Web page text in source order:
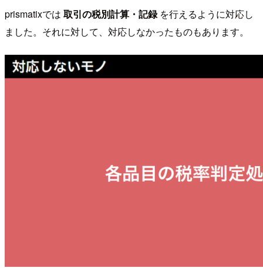
prismatixでは 取引の税別計算・記録を行えるように対応し
ました。それに対して、対応しなかったものもあります。